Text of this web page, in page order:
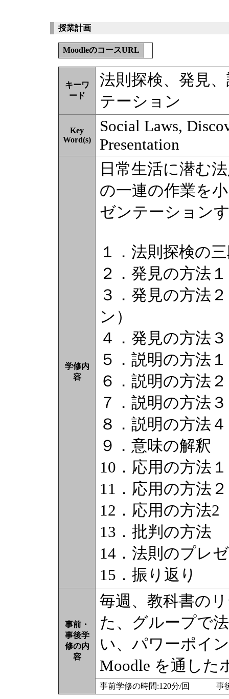
授業計画
MoodleのコースURL
キーワ
ード
法則探検、発見
テーション
Key
Word(s)
Social Laws,
Presentation
学修内
容
日常生活に潜む
の一連の作業を
ゼンテーション
１．法則探検の
２．発見の方法
３．発見の方法
ン）
４．発見の方法
５．説明の方法
６．説明の方法
７．説明の方法
８．説明の方法
９．意味の解釈
10．応用の方法
11．応用の方法
12．応用の方法2
13．批判の方法
14．法則のプレ
15．振り返り
事前・
事後学
修の内
容
毎週、教科書の
た、グループで
い、パワーポイ
Moodle を通した
事前学修の時間:120分/回 事後